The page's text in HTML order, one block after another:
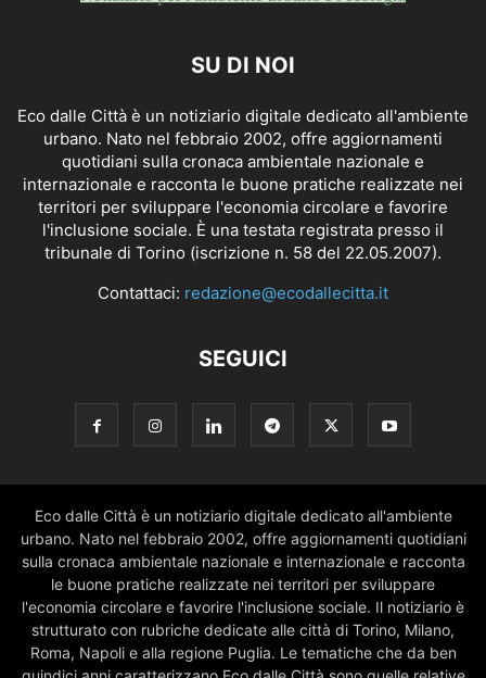
SU DI NOI
Eco dalle Città è un notiziario digitale dedicato all'ambiente
urbano. Nato nel febbraio 2002, offre aggiornamenti
quotidiani sulla cronaca ambientale nazionale e
internazionale e racconta le buone pratiche realizzate nei
territori per sviluppare l'economia circolare e favorire
l'inclusione sociale. È una testata registrata presso il
tribunale di Torino (iscrizione n. 58 del 22.05.2007).
Contattaci: redazione@ecodallecitta.it
SEGUICI
Eco dalle Città è un notiziario digitale dedicato all'ambiente
urbano. Nato nel febbraio 2002, offre aggiornamenti quotidiani
sulla cronaca ambientale nazionale e internazionale e racconta
le buone pratiche realizzate nei territori per sviluppare
l'economia circolare e favorire l'inclusione sociale. Il notiziario è
strutturato con rubriche dedicate alle città di Torino, Milano,
Roma, Napoli e alla regione Puglia. Le tematiche che da ben